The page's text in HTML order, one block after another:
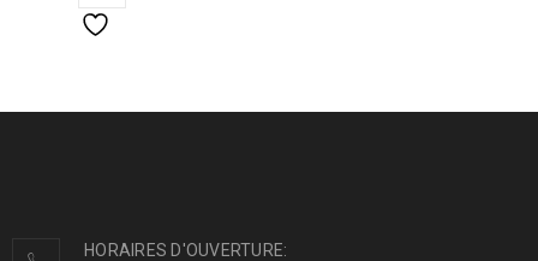
HORAIRES D'OUVERTURE: